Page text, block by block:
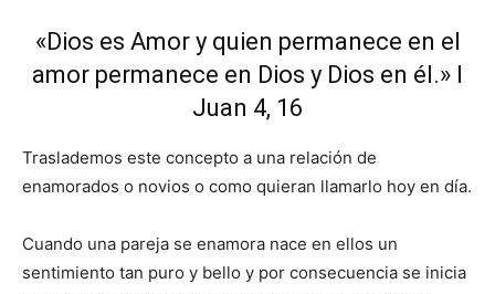
«Dios es Amor y quien permanece en el
amor permanece en Dios y Dios en él.» I
Juan 4, 16
Traslademos este concepto a una relación de
enamorados o novios o como quieran llamarlo hoy en día.
Cuando una pareja se enamora nace en ellos un
sentimiento tan puro y bello y por consecuencia se inicia